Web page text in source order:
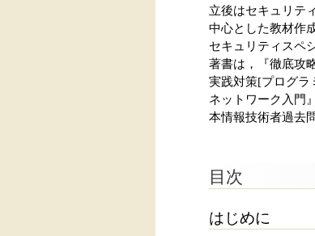
立後はセキュリテ
中心とした教材作
セキュリティスペ
著書は，『徹底攻
実践対策[プログラ
ネットワーク入門
本情報技術者過去
目次
はじめに